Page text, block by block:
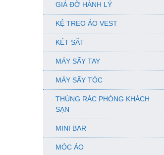
GIÁ ĐỠ HÀNH LÝ
KỆ TREO ÁO VEST
KÉT SẮT
MÁY SẤY TAY
MÁY SẤY TÓC
THÙNG RÁC PHÒNG KHÁCH
SẠN
MINI BAR
MÓC ÁO